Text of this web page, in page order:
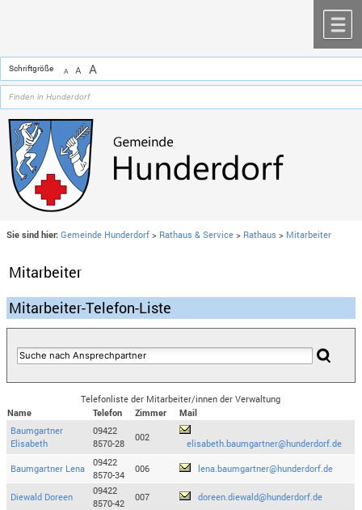
Schriftgröße A A A
Sie sind hier: Gemeinde Hunderdorf > Rathaus & Service > Rathaus > Mitarbeiter
Mitarbeiter
Mitarbeiter-Telefon-Liste
Telefonliste der Mitarbeiter/innen der Verwaltung
Name
Telefon Zimmer
Mail
Baumgartner
Elisabeth
09422
8570-28
002
elisabeth.baumgartner@hunderdorf.de
Baumgartner Lena
09422
8570-34
006 lena.baumgartner@hunderdorf.de
Diewald Doreen
09422
8570-42
007 doreen.diewald@hunderdorf.de